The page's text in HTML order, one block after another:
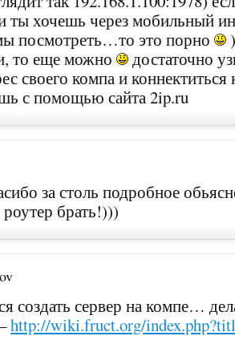
ты хочешь через мобильный
посмотреть…то это порно
то еще можно
достаточно
своего компа и
с помощью сайта 2ip.ru
за столь подробное
брать!)))
создать сервер на компе…
http://wiki.fruct.org/